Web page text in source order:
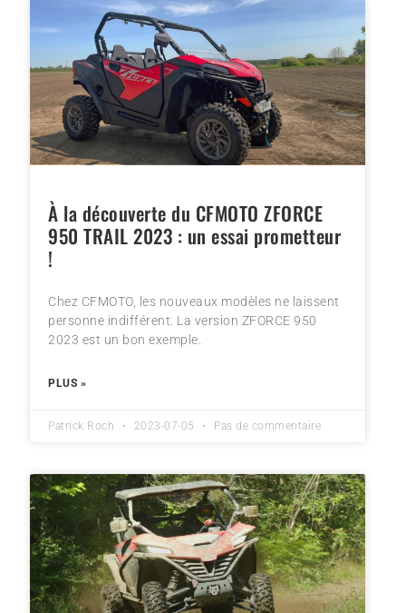
À la découverte du CFMOTO ZFORCE
950 TRAIL 2023 : un essai prometteur
!
Chez CFMOTO, les nouveaux modèles ne laissent
personne indifférent. La version ZFORCE 950
2023 est un bon exemple.
PLUS »
Patrick Roch 2023-07-05 Pas de commentaire